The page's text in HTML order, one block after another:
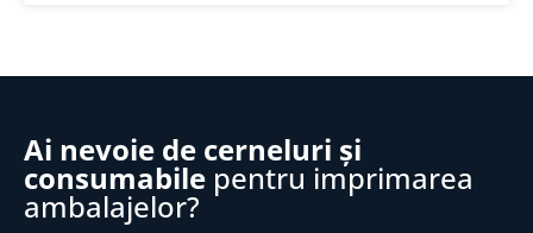
Ai nevoie de cerneluri și
consumabile pentru imprimarea
ambalajelor?